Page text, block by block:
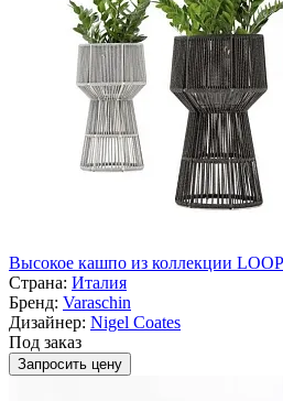
Высокое кашпо из коллекции
Страна: Италия
Бренд: Varaschin
Дизайнер: Nigel Coates
Под заказ
Запросить цену